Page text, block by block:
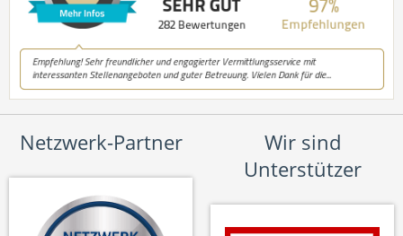
Netzwerk-Partner
Wir sind
Unterstützer